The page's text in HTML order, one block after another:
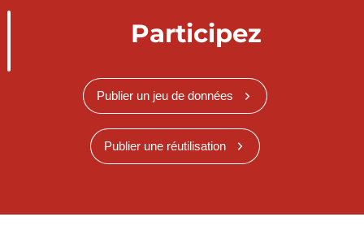
Participez
Publier un jeu de données
Publier une réutilisation